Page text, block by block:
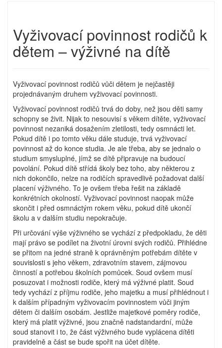
Vyživovací povinnost rodičů k
dětem – výživné na dítě
Vyživovací povinnost rodičů vůči dětem je nejčastěji
projednávaným druhem vyživovací povinnosti.
Vyživovací povinnost rodičů trvá do doby, než jsou děti samy
schopny se živit. Nijak to nesouvisí s věkem dítěte, vyživovací
povinnost nezaniká dosažením zletilosti, tedy osmnácti let.
Pokud dítě i po tomto věku dále studuje, trvá vyživovací
povinnost až do konce studia. Je ale třeba, aby se jednalo o
studium smysluplné, jímž se dítě připravuje na budoucí
povolání. Pokud dítě střídá školy bez toho, aby některou z
nich dokončilo, nelze na rodičích spravedlivě požadovat další
placení výživného. To je ovšem třeba řešit na základě
konkrétních okolností. Vyživovací povinnost naopak může
skončit i před osmnáctým rokem věku, pokud dítě ukončí
školu a v dalším studiu nepokračuje.
Při určování výše výživného se vychází z předpokladu, že děti
mají právo se podílet na životní úrovni svých rodičů. Přihlédne
se přitom na jedné straně k oprávněným potřebám dítěte v
souvislosti s jeho věkem, zdravotním stavem, zájmovou
činností a potřebou školních pomůcek. Soud ovšem musí
posuzovat i možnosti rodiče, který má výživné platit. Soud
tedy vychází z příjmu rodiče, jeho majetku a musí přihlédnout i
k dalším případným vyživovacím povinnostem vůči jiným
dětem či dalším osobám. Jestliže majetkové poměry rodiče,
který má platit výživné, jsou značně nadstandardní, může
soud stanovit i to, že část výživného bude vyplácena dítěti
pravidelně a část se bude spořit na účet dítěte.